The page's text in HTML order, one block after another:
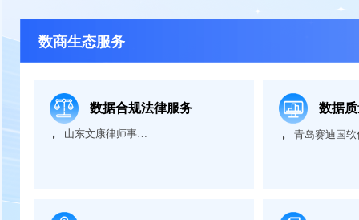
数商生态服务
数据
뀧 青岛赛迪国
数据合规法律服务
뀧 山东文康律师事务所